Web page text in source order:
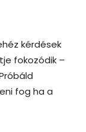
kérdések
fokozódik –
fog ha a